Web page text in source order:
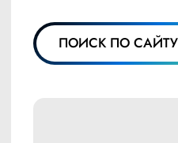
ПОИСК ПО САЙТУ